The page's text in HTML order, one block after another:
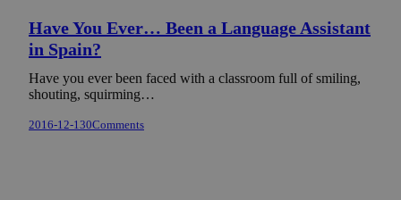
Have You Ever… Been a Language Assistant
in Spain?
Have you ever been faced with a classroom full of smiling,
shouting, squirming…
2016-12-130Comments